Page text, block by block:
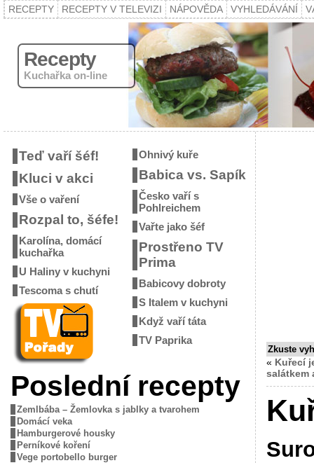
RECEPTY RECEPTY V TELEVIZI NÁPOVĚDA VYHLEDÁVÁNÍ
Recepty
Kuchařka on-line
Teď vaří šéf!
Kluci v akci
Vše o vaření
Rozpal to, šéfe!
Karolína, domácí
kuchařka
U Haliny v kuchyni
Tescoma s chutí
Ohnivý kuře
Babica vs. Sapík
Česko vaří s
Pohlreichem
Vařte jako šéf
Prostřeno TV
Prima
Babicovy dobroty
S Italem v kuchyni
Když vaří táta
TV Paprika
Poslední recepty
Zemlbába – Žemlovka s jablky a tvarohem
Domácí veka
Hamburgerové housky
Perníkové koření
Vege portobello burger
Zkuste
« Kuřecí
salátkem